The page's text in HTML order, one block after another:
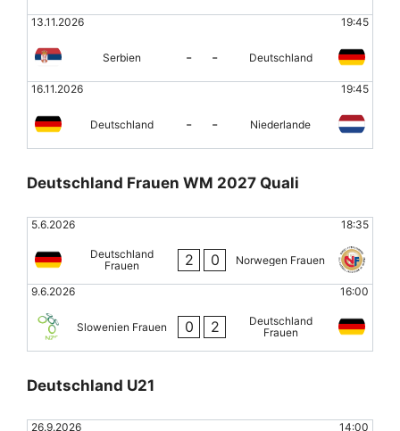
13.11.2026 19:45
Serbien - - Deutschland
16.11.2026 19:45
Deutschland - - Niederlande
Deutschland Frauen WM 2027 Quali
5.6.2026 18:35
Deutschland
Frauen
2 0 Norwegen Frauen
9.6.2026 16:00
Slowenien Frauen 0 2
Deutschland
Frauen
Deutschland U21
26.9.2026 14:00